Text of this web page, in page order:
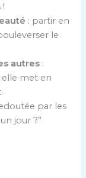
: partir en
le
autres :
elle met en
par les
jour ?”